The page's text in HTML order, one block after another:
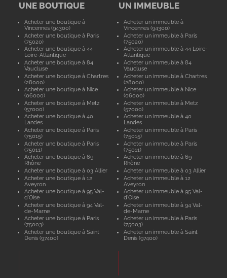
UNE BOUTIQUE
Acheter une boutique à
Vincennes (94300)
Acheter une boutique à Paris
(75020)
Acheter une boutique à 44
Loire-Atlantique
Acheter une boutique à 84
Vaucluse
Acheter une boutique à Chartres
(28000)
Acheter une boutique à Nice
(06000)
Acheter une boutique à Metz
(57000)
Acheter une boutique à 40
Landes
Acheter une boutique à Paris
(75015)
Acheter une boutique à Paris
(75011)
Acheter une boutique à 69
Rhône
Acheter une boutique à 03 Allier
Acheter une boutique à 12
Aveyron
Acheter une boutique à 95 Val-
d'Oise
Acheter une boutique à 94 Val-
de-Marne
Acheter une boutique à Paris
(75003)
Acheter une boutique à Saint
Denis (97400)
UN IMMEUBLE
Acheter un immeuble à
Vincennes (94300)
Acheter un immeuble à Paris
(75020)
Acheter un immeuble à 44 Loire-
Atlantique
Acheter un immeuble à 84
Vaucluse
Acheter un immeuble à Chartres
(28000)
Acheter un immeuble à Nice
(06000)
Acheter un immeuble à Metz
(57000)
Acheter un immeuble à 40
Landes
Acheter un immeuble à Paris
(75015)
Acheter un immeuble à Paris
(75011)
Acheter un immeuble à 69
Rhône
Acheter un immeuble à 03 Allier
Acheter un immeuble à 12
Aveyron
Acheter un immeuble à 95 Val-
d'Oise
Acheter un immeuble à 94 Val-
de-Marne
Acheter un immeuble à Paris
(75003)
Acheter un immeuble à Saint
Denis (97400)